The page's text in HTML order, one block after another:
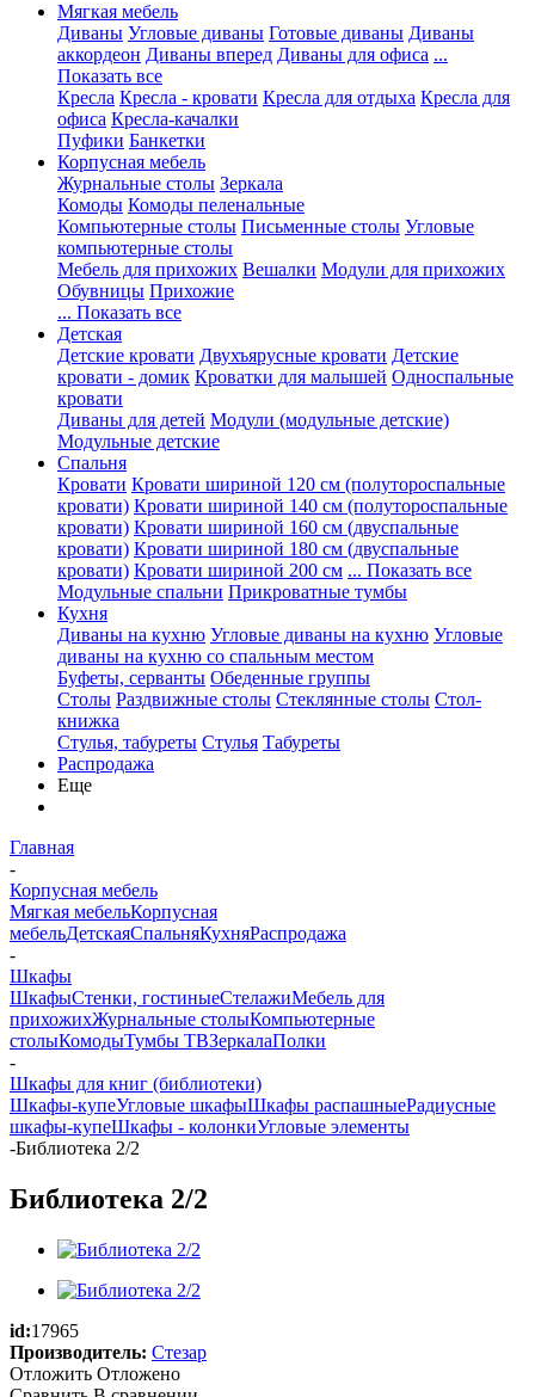
Мягкая мебель
Диваны Угловые диваны Готовые диваны Диваны
аккордеон Диваны вперед Диваны для офиса ...
Показать все
Кресла Кресла - кровати Кресла для отдыха Кресла для
офиса Кресла-качалки
Пуфики Банкетки
Корпусная мебель
Журнальные столы Зеркала
Комоды Комоды пеленальные
Компьютерные столы Письменные столы Угловые
компьютерные столы
Мебель для прихожих Вешалки Модули для прихожих
Обувницы Прихожие
... Показать все
Детская
Детские кровати Двухъярусные кровати Детские
кровати - домик Кроватки для малышей Односпальные
кровати
Диваны для детей Модули (модульные детские)
Модульные детские
Спальня
Кровати Кровати шириной 120 см (полутороспальные
кровати) Кровати шириной 140 см (полутороспальные
кровати) Кровати шириной 160 см (двуспальные
кровати) Кровати шириной 180 см (двуспальные
кровати) Кровати шириной 200 см ... Показать все
Модульные спальни Прикроватные тумбы
Кухня
Диваны на кухню Угловые диваны на кухню Угловые
диваны на кухню со спальным местом
Буфеты, серванты Обеденные группы
Столы Раздвижные столы Стеклянные столы Стол-
книжка
Стулья, табуреты Стулья Табуреты
Распродажа
Еще
Главная
-
Корпусная мебель
Мягкая мебельКорпусная
мебельДетскаяСпальняКухняРаспродажа
-
Шкафы
ШкафыСтенки, гостиныеСтелажиМебель для
прихожихЖурнальные столыКомпьютерные
столыКомодыТумбы ТВЗеркалаПолки
-
Шкафы для книг (библиотеки)
Шкафы-купеУгловые шкафыШкафы распашныеРадиусные
шкафы-купеШкафы - колонкиУгловые элементы
-Библиотека 2/2
Библиотека 2/2
id:17965
Производитель: Стезар
Отложить Отложено